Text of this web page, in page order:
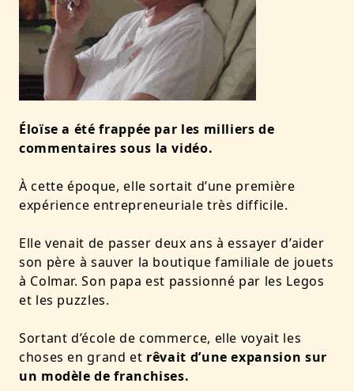
Éloïse a été frappée par les milliers de
commentaires sous la vidéo.
À cette époque, elle sortait d’une première
expérience entrepreneuriale très difficile.
Elle venait de passer deux ans à essayer d’aider
son père àsauver la boutique familiale de jouets
à Colmar. Son papa est passionné par les Legos
et les puzzles.
Sortant d’école de commerce, elle voyait les
choses en grand et rêvait d’une expansion sur
un modèle de franchises.